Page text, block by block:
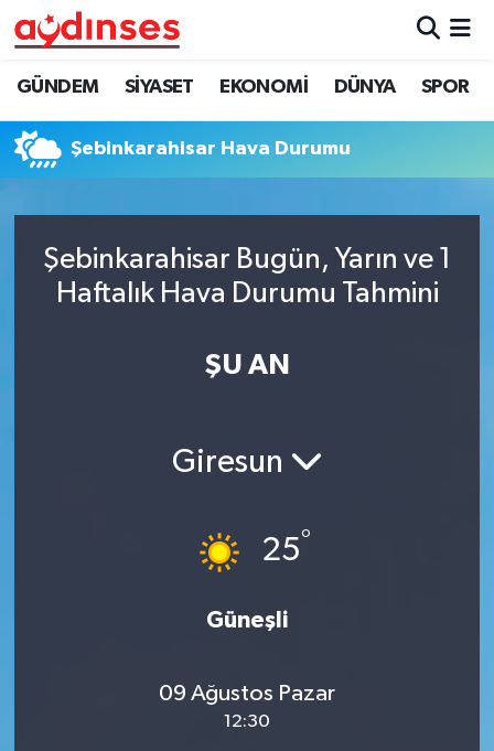
GÜNDEM SİYASET EKONOMİ DÜNYA SPOR
Şebinkarahisar Hava Durumu
Şebinkarahisar Bugün, Yarın ve 1
Haftalık Hava Durumu Tahmini
ŞU AN
Giresun
25°
Güneşli
09 Ağustos Pazar
12:30
GÜNDEM
SİYASET
DÜNYA
SPOR
Nöbetçi Eczaneler
Hava Durumu
Trafik Durumu
Süper Lig Puan Durumu ve Fikstür